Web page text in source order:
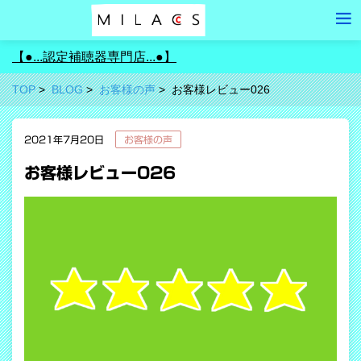
【●...認定補聴器専門店...●】
TOP BLOG お客様の声 お客様レビュー026
2021年7月20日 お客様の声
お客様レビュー026